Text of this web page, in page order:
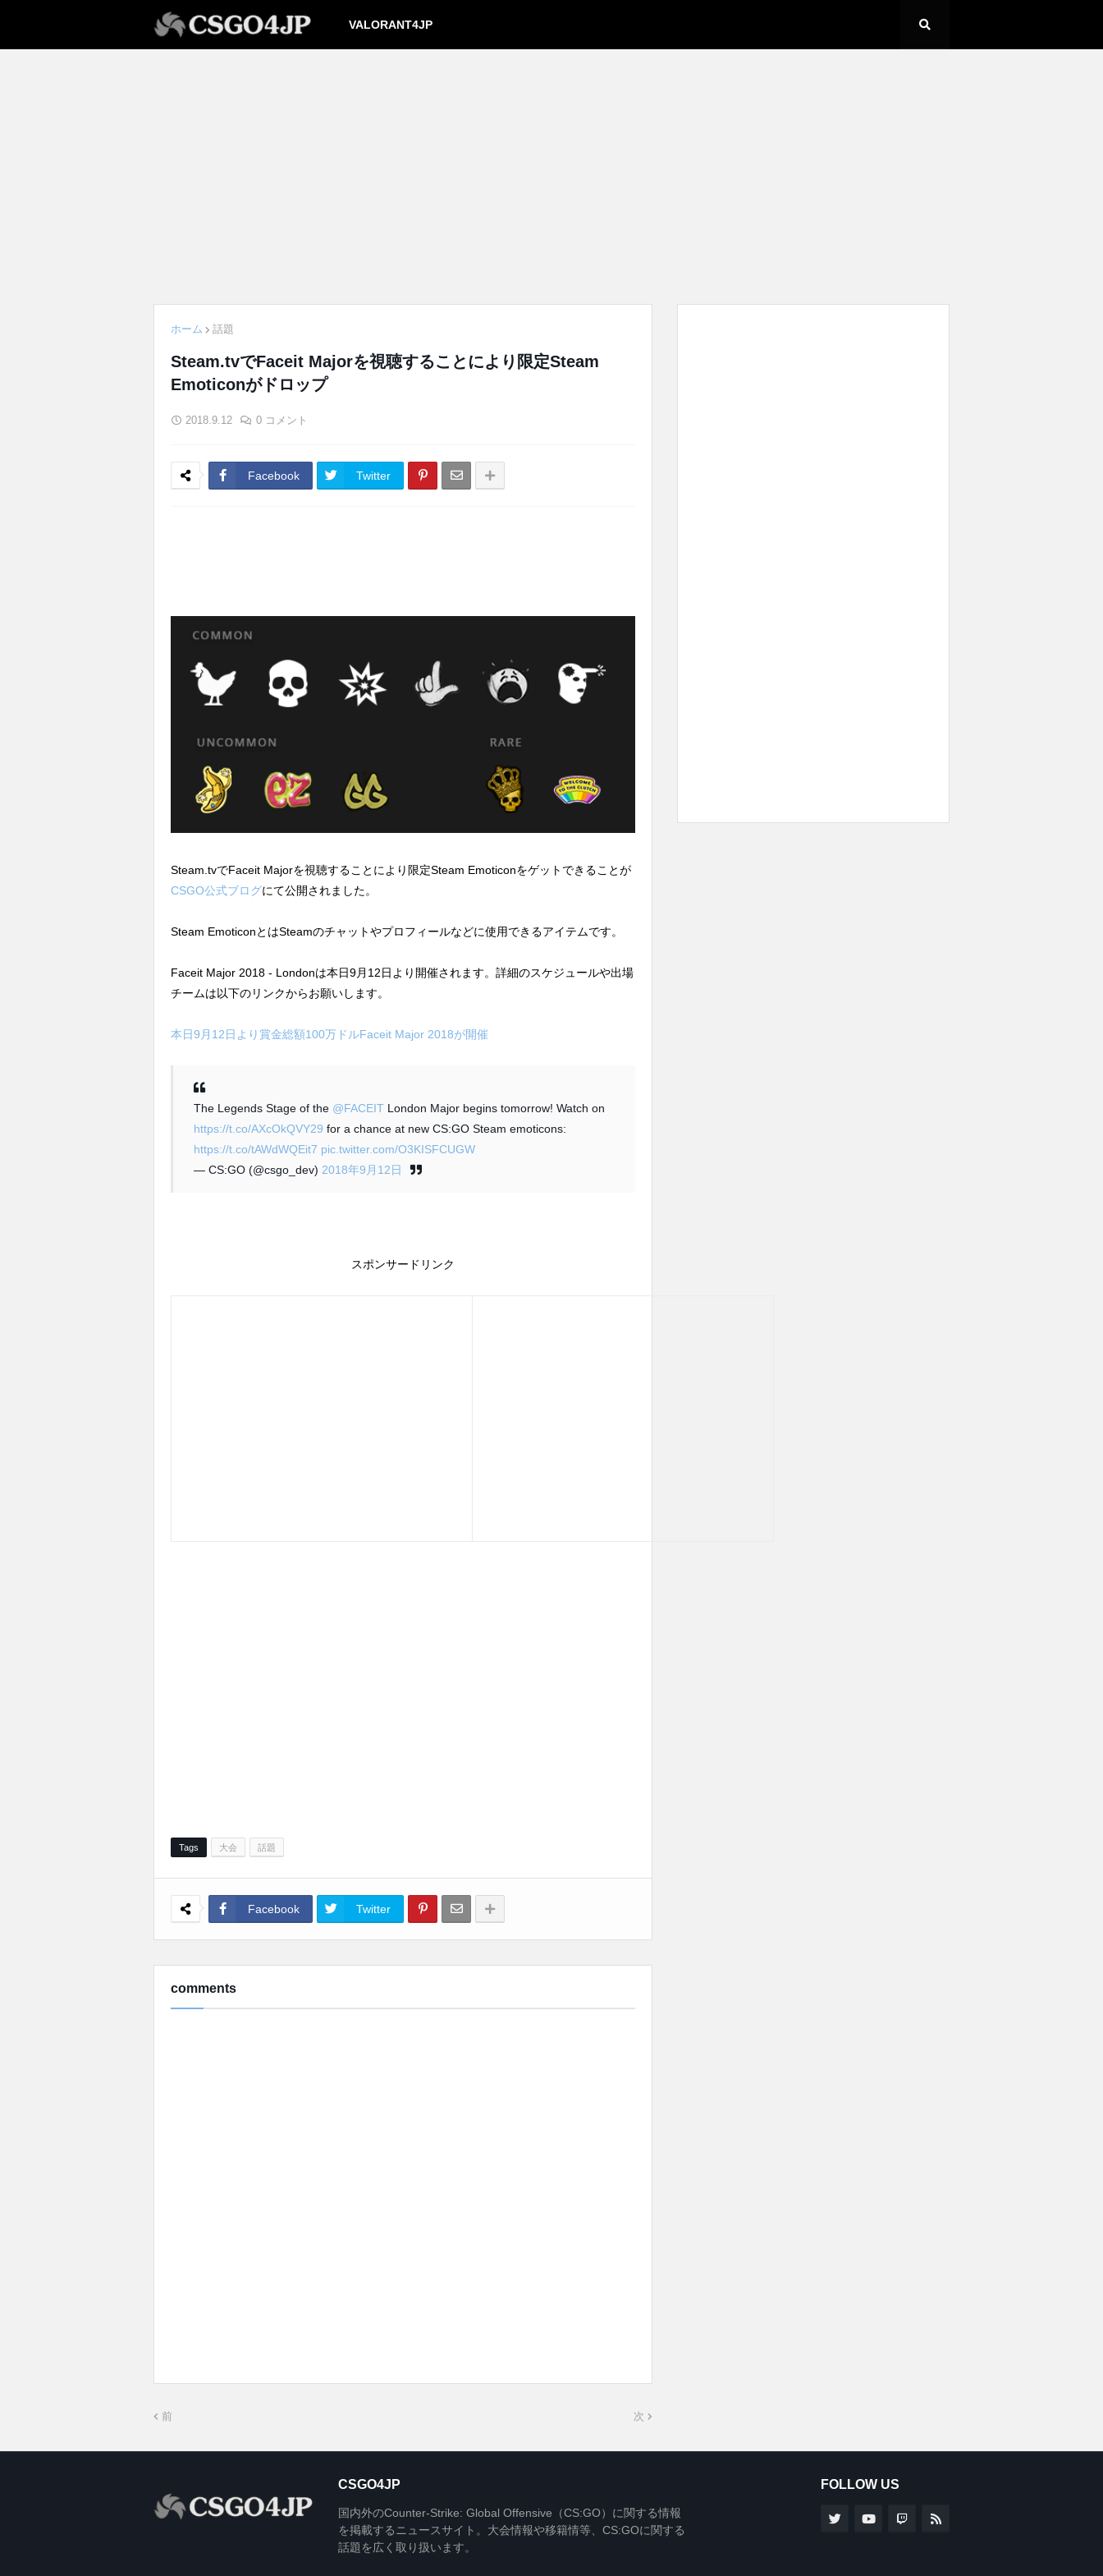
VALORANT4JP
ホーム 話題
Steam.tvでFaceit Majorを視聴することにより限定Steam
Emoticonがドロップ
2018.9.12 0 コメント
Facebook Twitter
Steam.tvでFaceit Majorを視聴することにより限定Steam Emoticonをゲットできることが
CSGO公式ブログにて公開されました。
Steam EmoticonとはSteamのチャットやプロフィールなどに使用できるアイテムです。
Faceit Major 2018 - Londonは本日9月12日より開催されます。詳細のスケジュールや出場
チームは以下のリンクからお願いします。
本日9月12日より賞金総額100万ドルFaceit Major 2018が開催
The Legends Stage of the @FACEIT London Major begins tomorrow! Watch on
https://t.co/AXcOkQVY29 for a chance at new CS:GO Steam emoticons:
https://t.co/tAWdWQEit7 pic.twitter.com/O3KISFCUGW
— CS:GO (@csgo_dev) 2018年9月12日
スポンサードリンク
Tags 大会 話題
Facebook Twitter
comments
前 次
CSGO4JP
国内外のCounter-Strike: Global Offensive（CS:GO）に関する情報
を掲載するニュースサイト。大会情報や移籍情等、CS:GOに関する
話題を広く取り扱います。
FOLLOW US